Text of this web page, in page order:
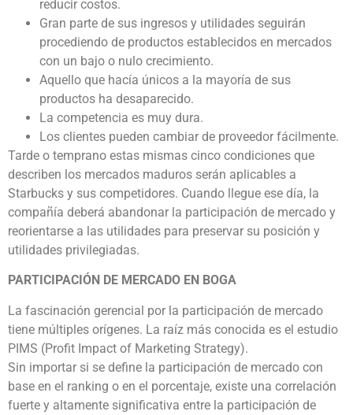
reducir costos.
Gran parte de sus ingresos y utilidades seguirán
procediendo de productos establecidos en mercados
con un bajo o nulo crecimiento.
Aquello que hacía únicos a la mayoría de sus
productos ha desaparecido.
La competencia es muy dura.
Los clientes pueden cambiar de proveedor fácilmente.
Tarde o temprano estas mismas cinco condiciones que
describen los mercados maduros serán aplicables a
Starbucks y sus competidores. Cuando llegue ese día, la
compañía deberá abandonar la participación de mercado y
reorientarse a las utilidades para preservar su posición y
utilidades privilegiadas.
PARTICIPACIÓN DE MERCADO EN BOGA
La fascinación gerencial por la participación de mercado
tiene múltiples orígenes. La raíz más conocida es el estudio
PIMS (Profit Impact of Marketing Strategy).
Sin importar si se define la participación de mercado con
base en el ranking o en el porcentaje, existe una correlación
fuerte y altamente significativa entre la participación de